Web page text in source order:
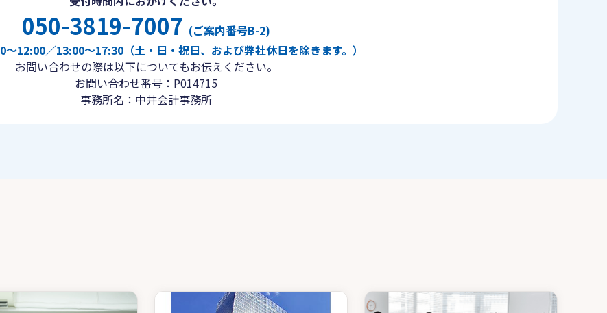
050-3819-7007 (ご案内番号B-2)
〜12:00／13:00〜17:30（土・日・祝日、および弊社休日を除きます。）
お問い合わせの際は以下についてもお伝えください。
お問い合わせ番号：P014715
事務所名：中井会計事務所